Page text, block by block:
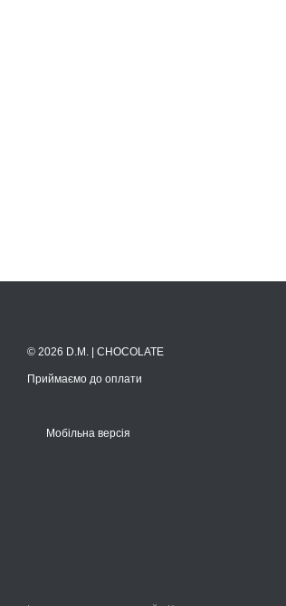
© 2026 D.M. | CHOCOLATE
Приймаємо до оплати
Мобільна версія